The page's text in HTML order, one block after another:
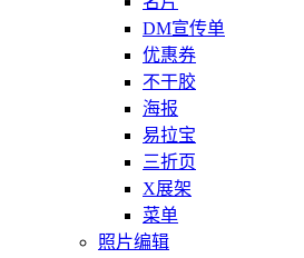
DM宣传单
优惠券
不干胶
海报
易拉宝
三折页
X展架
菜单
照片编辑